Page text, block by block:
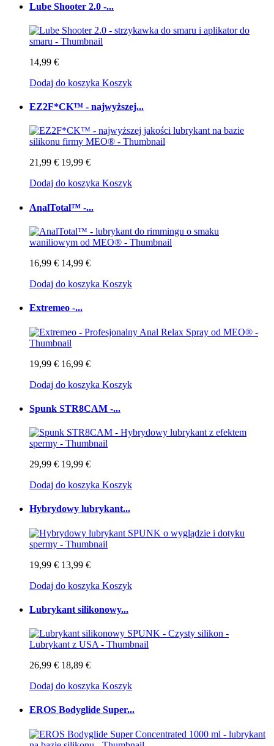
Lube Shooter 2.0 -...
14,99 €
Dodaj do koszyka Koszyk
EZ2F*CK™ - najwyższej...
21,99 € 19,99 €
Dodaj do koszyka Koszyk
AnalTotal™ -...
16,99 € 14,99 €
Dodaj do koszyka Koszyk
Extremeo -...
19,99 € 16,99 €
Dodaj do koszyka Koszyk
Spunk STR8CAM -...
29,99 € 19,99 €
Dodaj do koszyka Koszyk
Hybrydowy lubrykant...
19,99 € 13,99 €
Dodaj do koszyka Koszyk
Lubrykant silikonowy...
26,99 € 18,89 €
Dodaj do koszyka Koszyk
EROS Bodyglide Super...